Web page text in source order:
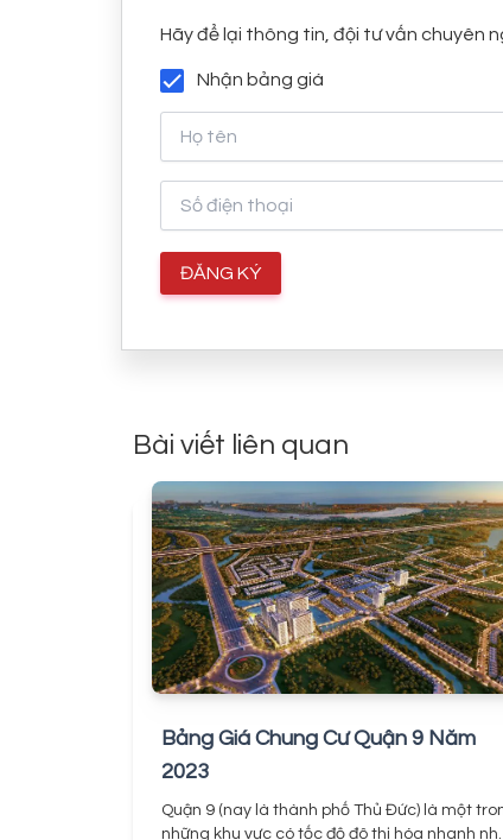
Hãy để lại thông tin, đội tư vấn chuyên
Nhận bảng giá
Bài viết liên quan
Bảng Giá Chung Cư Quận 9 Năm
2023
Quận 9 (nay là thành phố Thủ Đức) là một
những khu vực có tốc độ đô thị hóa nhanh